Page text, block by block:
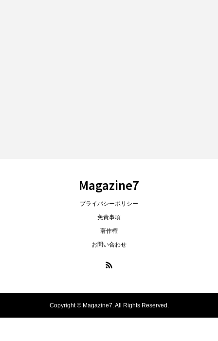
Magazine7
プライバシーポリシー
免責事項
著作権
お問い合わせ
Copyright ©Magazine7. All Rights Reserved.